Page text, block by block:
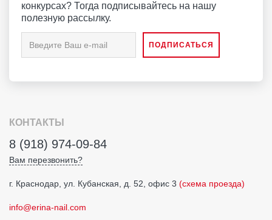
конкурсах? Тогда подписывайтесь на нашу
полезную рассылку.
КОНТАКТЫ
8 (918) 974-09-84
Вам перезвонить?
г. Краснодар, ул. Кубанская, д. 52, офис 3 (схема проезда)
info@erina-nail.com